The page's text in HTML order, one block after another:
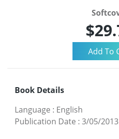
Book Details
Language : English
Publication Date : 3/05/2013